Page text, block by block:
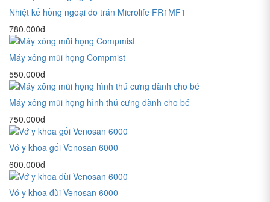
Nhiệt kế hồng ngoại đo trán Microlife FR1MF1
780.000đ
Máy xông mũi họng Compmist
550.000đ
Máy xông mũi họng hình thú cưng dành cho bé
750.000đ
Vớ y khoa gối Venosan 6000
600.000đ
Vớ y khoa đùi Venosan 6000